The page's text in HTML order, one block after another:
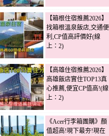
【箱根住宿推薦2026】
找箱根溫泉飯店,交通便
利,CP值高評價好(線
上：2)
【高雄住宿推薦2026】
高雄飯店實住TOP13真
心推薦,便宜CP值高!(線
上：2)
《Acer行李箱團購》顏
值超高!現下最夯!現在